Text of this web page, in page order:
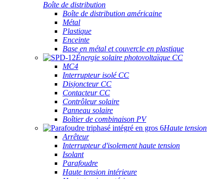
Boîte de distribution
Boîte de distribution américaine
Métal
Plastique
Enceinte
Base en métal et couvercle en plastique
Énergie solaire photovoltaïque CC
MC4
Interrupteur isolé CC
Disjoncteur CC
Contacteur CC
Contrôleur solaire
Panneau solaire
Boîtier de combinaison PV
Haute tension
Arrêteur
Interrupteur d'isolement haute tension
Isolant
Parafoudre
Haute tension intérieure